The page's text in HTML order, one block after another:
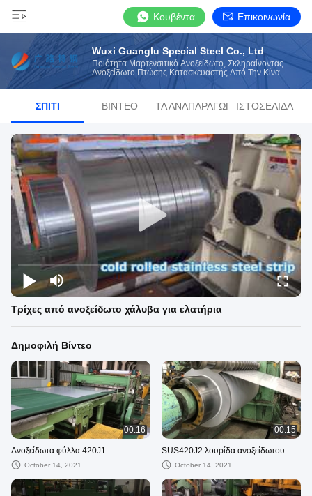
Κουβέντα Επικοινωνία
Wuxi Guanglu Special Steel Co., Ltd
Ποιότητα Μαρτενσιτικό Ανοξείδωτο, Σκληραίνοντας
Ανοξείδωτο Πτώσης Κατασκευαστής Από Την Κίνα
ΣΠΊΤΙ ΒΊΝΤΕΟ ΛΊΣΤΑ ΑΝΑΠΑΡΑΓΩΓΉΣΙΣΤΟΣΕΛΊΔΑ
Τρίχες από ανοξείδωτο χάλυβα για ελατήρια
Δημοφιλή Βίντεο
00:16
Ανοξείδωτα φύλλα 420J1
October 14, 2021
00:15
SUS420J2 λουρίδα ανοξείδωτου
October 14, 2021